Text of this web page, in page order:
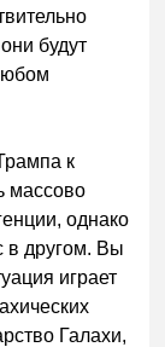
будут
к
массово
однако
в другом. Вы
играет
Галахи,